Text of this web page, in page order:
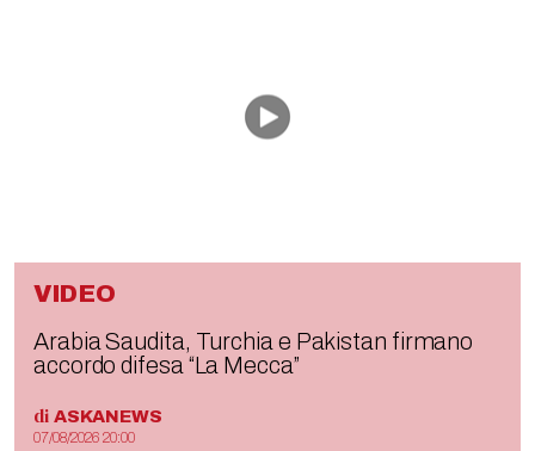
VIDEO
Arabia Saudita, Turchia e Pakistan firmano
accordo difesa “La Mecca”
di ASKANEWS
07/08/2026 20:00